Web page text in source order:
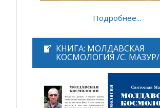
Подробнее...
КНИГА: МОЛДАВСКАЯ
КОСМОЛОГИЯ /С. МАЗУР/